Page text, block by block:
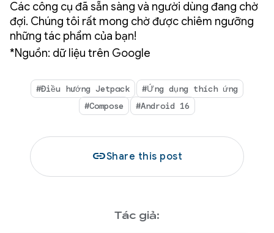
Các công cụ đã sẵn sàng và người dùng đang chờ
đợi. Chúng tôi rất mong chờ được chiêm ngưỡng
những tác phẩm của bạn!
*Nguồn: dữ liệu trên Google
#Điều hướng Jetpack
#Ứng dụng thích ứng
#Compose
#Android 16
linkShare this post
Tác giả: